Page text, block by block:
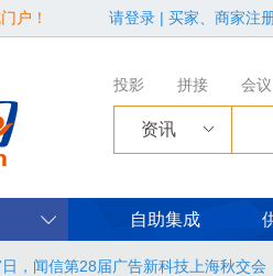
户！ 请登录 | 买家、商家注
投影 拼接 会议
资讯
自助集成
” | “壁彩京华”第三场展览在松下安恒
，闻信第28届广告新科技上海秋交会